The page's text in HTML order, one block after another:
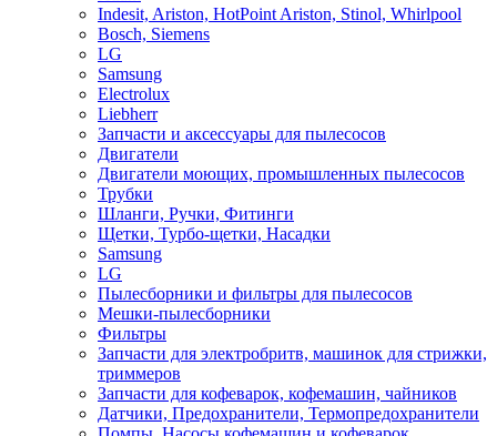
Indesit, Ariston, HotPoint Ariston, Stinol, Whirlpool
Bosch, Siemens
LG
Samsung
Electrolux
Liebherr
Запчасти и аксессуары для пылесосов
Двигатели
Двигатели моющих, промышленных пылесосов
Трубки
Шланги, Ручки, Фитинги
Щетки, Турбо-щетки, Насадки
Samsung
LG
Пылесборники и фильтры для пылесосов
Мешки-пылесборники
Фильтры
Запчасти для электробритв, машинок для стрижки,
триммеров
Запчасти для кофеварок, кофемашин, чайников
Датчики, Предохранители, Термопредохранители